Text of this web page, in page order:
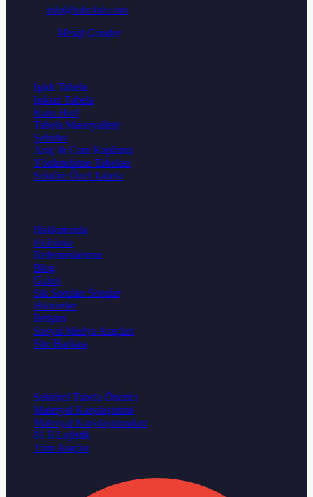
info@tabelatr.com
Mesaj Gonder
Işıklı Tabela
Işıksız Tabela
Kutu Harf
Tabela Materyalleri
Şehirler
Araç & Cam Kaplama
Yönlendirme Tabelası
Sektöre Özel Tabela
Hakkımızda
Ekibimiz
Referanslarımız
Blog
Galeri
Sık Sorulan Sorular
Hizmetler
İletişim
Sosyal Medya Araçları
Site Haritası
Sektörel Tabela Önerici
Materyal Karşılaştırma
Materyal Karşılaştırmaları
81 İl Lojistik
Tüm Araçlar